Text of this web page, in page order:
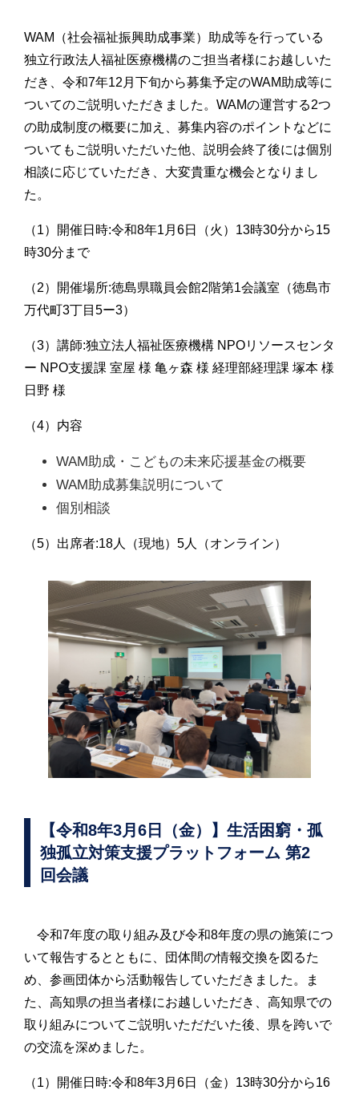
WAM（社会福祉振興助成事業）助成等を行っている
独立行政法人福祉医療機構のご担当者様にお越しいた
だき、令和7年12月下旬から募集予定のWAM助成等に
ついてのご説明いただきました。WAMの運営する2つ
の助成制度の概要に加え、募集内容のポイントなどに
ついてもご説明いただいた他、説明会終了後には個別
相談に応じていただき、大変貴重な機会となりまし
た。
（1）開催日時:令和8年1月6日（火）13時30分から15
時30分まで
（2）開催場所:徳島県職員会館2階第1会議室（徳島市
万代町3丁目5ー3）
（3）講師:独立法人福祉医療機構 NPOリソースセンタ
ー NPO支援課 室屋 様 亀ヶ森 様 経理部経理課 塚本 様
日野 様
（4）内容
WAM助成・こどもの未来応援基金の概要
WAM助成募集説明について
個別相談
（5）出席者:18人（現地）5人（オンライン）
【令和8年3月6日（金）】生活困窮・孤
独孤立対策支援プラットフォーム 第2
回会議
令和7年度の取り組み及び令和8年度の県の施策につ
いて報告するとともに、団体間の情報交換を図るた
め、参画団体から活動報告していただきました。ま
た、高知県の担当者様にお越しいただき、高知県での
取り組みについてご説明いただだいた後、県を跨いで
の交流を深めました。
（1）開催日時:令和8年3月6日（金）13時30分から16